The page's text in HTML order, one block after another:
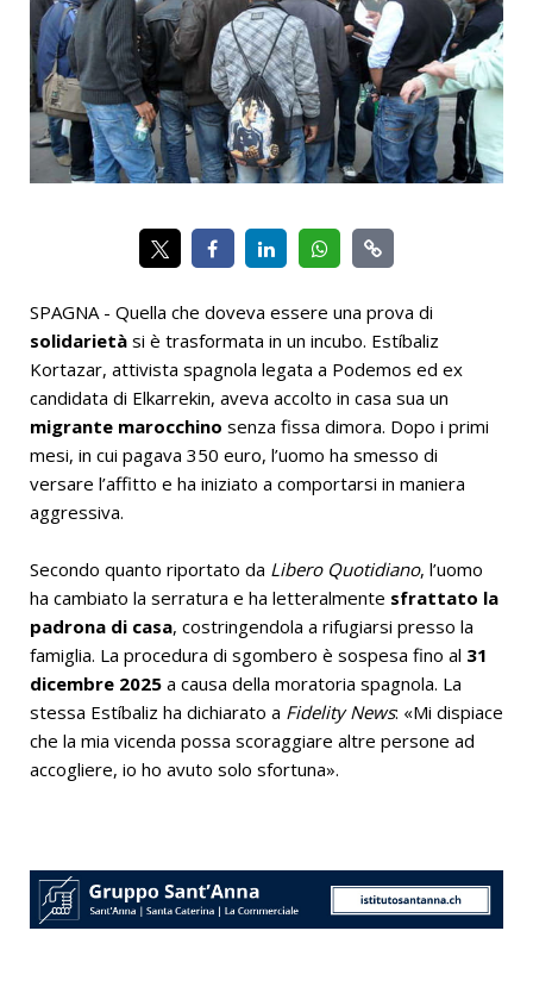
SPAGNA - Quella che doveva essere una prova di
solidarietà si è trasformata in un incubo. Estíbaliz
Kortazar, attivista spagnola legata a Podemos ed ex
candidata di Elkarrekin, aveva accolto in casa sua un
migrante marocchino senza fissa dimora. Dopo i primi
mesi, in cui pagava 350 euro, l’uomo ha smesso di
versare l’affitto e ha iniziato a comportarsi in maniera
aggressiva.
Secondo quanto riportato da Libero Quotidiano, l’uomo
ha cambiato la serratura e ha letteralmente sfrattato la
padrona di casa, costringendola a rifugiarsi presso la
famiglia. La procedura di sgombero è sospesa fino al 31
dicembre 2025 a causa della moratoria spagnola. La
stessa Estíbaliz ha dichiarato a Fidelity News: «Mi dispiace
che la mia vicenda possa scoraggiare altre persone ad
accogliere, io ho avuto solo sfortuna».